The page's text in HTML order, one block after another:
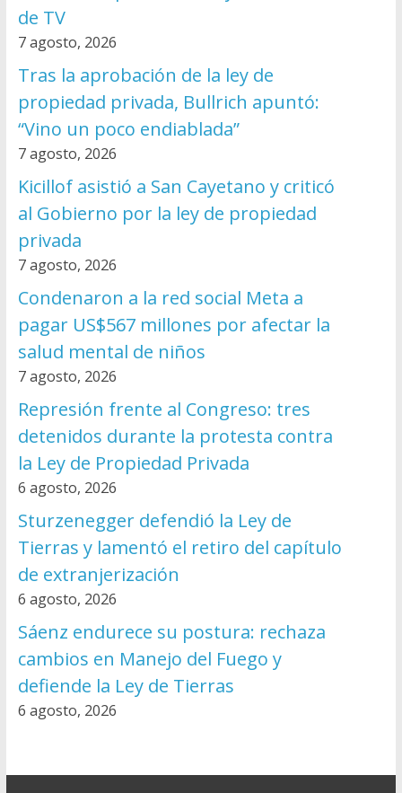
de TV
7 agosto, 2026
Tras la aprobación de la ley de
propiedad privada, Bullrich apuntó:
“Vino un poco endiablada”
7 agosto, 2026
Kicillof asistió a San Cayetano y criticó
al Gobierno por la ley de propiedad
privada
7 agosto, 2026
Condenaron a la red social Meta a
pagar US$567 millones por afectar la
salud mental de niños
7 agosto, 2026
Represión frente al Congreso: tres
detenidos durante la protesta contra
la Ley de Propiedad Privada
6 agosto, 2026
Sturzenegger defendió la Ley de
Tierras y lamentó el retiro del capítulo
de extranjerización
6 agosto, 2026
Sáenz endurece su postura: rechaza
cambios en Manejo del Fuego y
defiende la Ley de Tierras
6 agosto, 2026